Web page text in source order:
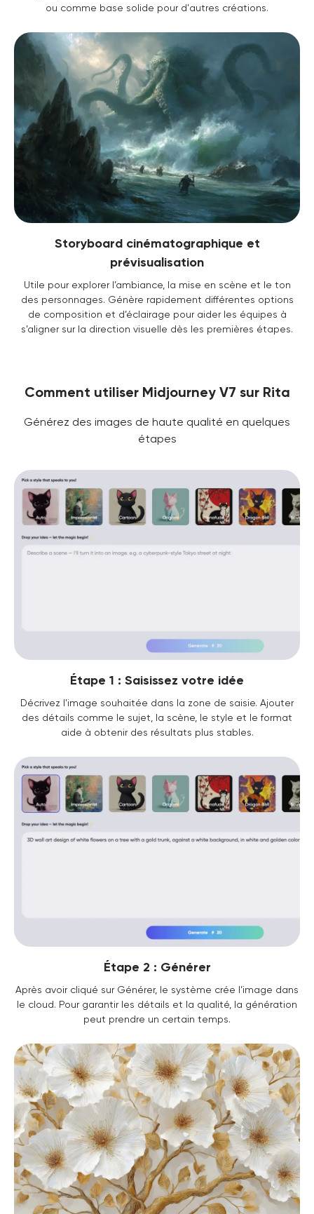
ou comme base solide pour d'autres créations.
Storyboard cinématographique et
prévisualisation
Utile pour explorer l’ambiance, la mise en scène et le ton
des personnages. Génère rapidement différentes options
de composition et d’éclairage pour aider les équipes à
s’aligner sur la direction visuelle dès les premières étapes.
Comment utiliser Midjourney V7 sur Rita
Générez des images de haute qualité en quelques
étapes
Étape 1 : Saisissez votre idée
Décrivez l'image souhaitée dans la zone de saisie. Ajouter
des détails comme le sujet, la scène, le style et le format
aide à obtenir des résultats plus stables.
Étape 2 : Générer
Après avoir cliqué sur Générer, le système crée l’image dans
le cloud. Pour garantir les détails et la qualité, la génération
peut prendre un certain temps.